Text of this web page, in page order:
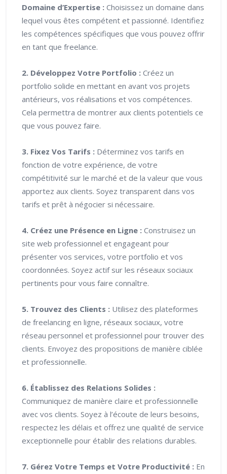
Domaine d’Expertise : Choisissez un domaine dans
lequel vous êtes compétent et passionné. Identifiez
les compétences spécifiques que vous pouvez offrir
en tant que freelance.
2. Développez Votre Portfolio : Créez un
portfolio solide en mettant en avant vos projets
antérieurs, vos réalisations et vos compétences.
Cela permettra de montrer aux clients potentiels ce
que vous pouvez faire.
3. Fixez Vos Tarifs : Déterminez vos tarifs en
fonction de votre expérience, de votre
compétitivité sur le marché et de la valeur que vous
apportez aux clients. Soyez transparent dans vos
tarifs et prêt à négocier si nécessaire.
4. Créez une Présence en Ligne : Construisez un
site web professionnel et engageant pour
présenter vos services, votre portfolio et vos
coordonnées. Soyez actif sur les réseaux sociaux
pertinents pour vous faire connaître.
5. Trouvez des Clients : Utilisez des plateformes
de freelancing en ligne, réseaux sociaux, votre
réseau personnel et professionnel pour trouver des
clients. Envoyez des propositions de manière ciblée
et professionnelle.
6. Établissez des Relations Solides :
Communiquez de manière claire et professionnelle
avec vos clients. Soyez à l’écoute de leurs besoins,
respectez les délais et offrez une qualité de service
exceptionnelle pour établir des relations durables.
7. Gérez Votre Temps et Votre Productivité : En